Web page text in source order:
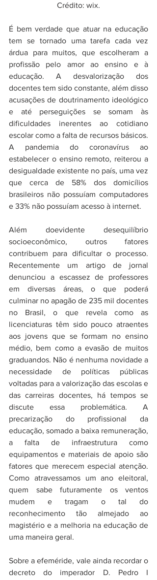
Crédito: wix.
É bem verdade que atuar na educação
tem se tornado uma tarefa cada vez
árdua para muitos, que escolheram a
profissão pelo amor ao ensino e à
educação. A desvalorização dos
docentes tem sido constante, além disso
acusações de doutrinamento ideológico
e até perseguições se somam às
dificuldades inerentes ao cotidiano
escolar como a falta de recursos básicos.
A pandemia do coronavírus ao
estabelecer o ensino remoto, reiterou a
desigualdade existente no país, uma vez
que cerca de 58% dos domicílios
brasileiros não possuíam computadores
e 33% não possuíam acesso à internet.
Além doevidente desequilíbrio
socioeconômico, outros fatores
contribuem para dificultar o processo.
Recentemente um artigo de jornal
denunciou a escassez de professores
em diversas áreas, o que poderá
culminar no apagão de 235 mil docentes
no Brasil, o que revela como as
licenciaturas têm sido pouco atraentes
aos jovens que se formam no ensino
médio, bem como a evasão de muitos
graduandos. Não é nenhuma novidade a
necessidade de políticas públicas
voltadas para a valorização das escolas e
das carreiras docentes, há tempos se
discute essa problemática. A
precarização do profissional da
educação, somado a baixa remuneração,
a falta de infraestrutura como
equipamentos e materiais de apoio são
fatores que merecem especial atenção.
Como atravessamos um ano eleitoral,
quem sabe futuramente os ventos
mudem e tragam o tal do
reconhecimento tão almejado ao
magistério e a melhoria na educação de
uma maneira geral.
Sobre a efeméride, vale ainda recordar o
decreto do imperador D. Pedro I